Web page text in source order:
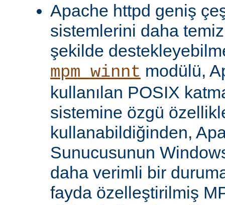
Apache httpd geniş
sistemlerini daha
şekilde
mpm_winnt modülü,
kullanılan POSIX
sistemine özgü
kullanabildiğinden,
Sunucusunun
daha verimli bir
fayda özelleştirilmiş